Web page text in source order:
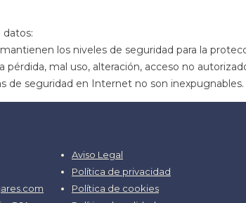
los niveles de seguridad para la
mal uso, alteración, acceso no
de seguridad en Internet no son inexpugnables.
Aviso Legal
Política de privacidad
Política de cookies